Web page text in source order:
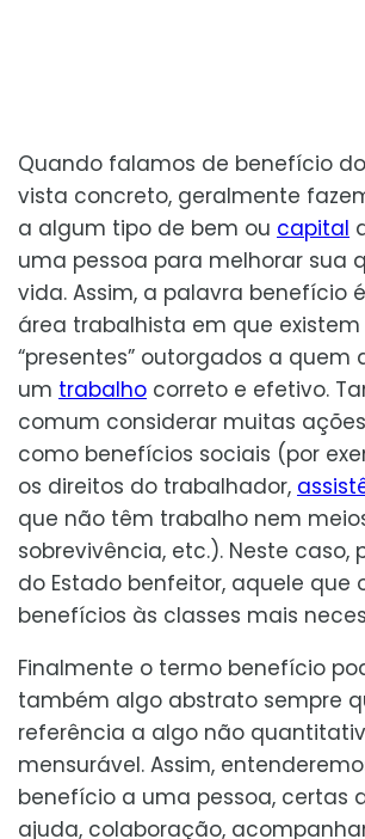
Quando falamos de benefício
vista concreto, geralmente
a algum tipo de bem ou capital
uma pessoa para melhorar sua
vida. Assim, a palavra benefício
área trabalhista em que existem
“presentes” outorgados a quem
um trabalho correto e efetivo.
comum considerar muitas
como benefícios sociais (por
os direitos do trabalhador,
que não têm trabalho nem
sobrevivência, etc.). Neste caso,
do Estado benfeitor, aquele que
benefícios às classes mais
Finalmente o termo benefício
também algo abstrato sempre
referência a algo não
mensurável. Assim,
benefício a uma pessoa, certas
ajuda, colaboração,